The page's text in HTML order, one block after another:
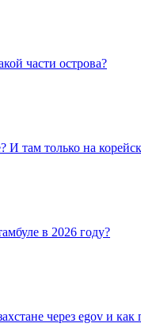
части острова?
И там только на
в 2026 году?
через egov и как